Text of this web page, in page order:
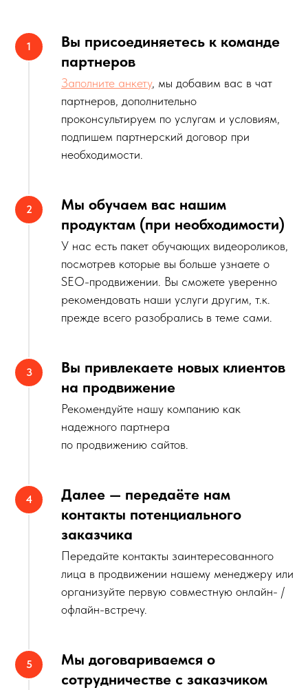
Вы присоединяетесь к команде
партнеров
Заполните анкету, мы добавим вас в чат
партнеров, дополнительно
проконсультируем по услугам и условиям,
подпишем партнерский договор при
необходимости.
Мы обучаем вас нашим
продуктам (при необходимости)
У нас есть пакет обучающих видеороликов,
посмотрев которые вы больше узнаете о
SEO-продвижении. Вы сможете уверенно
рекомендовать наши услуги другим, т.к.
прежде всего разобрались в теме сами.
Вы привлекаете новых клиентов
на продвижение
Рекомендуйте нашу компанию как
надежного партнера
по продвижению сайтов.
Далее — передаёте нам
контакты потенциального
заказчика
Передайте контакты заинтересованного
лица в продвижении нашему менеджеру или
организуйте первую совместную онлайн- /
офлайн-встречу.
Мы договариваемся о
сотрудничестве с заказчиком